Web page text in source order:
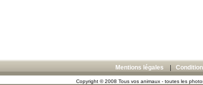
Mentions légales
Copyright © 2008 Tous vos animaux - toutes les